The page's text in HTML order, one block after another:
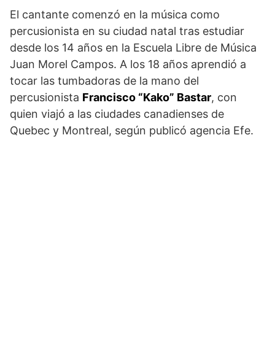
El cantante comenzó en la música como
percusionista en su ciudad natal tras estudiar
desde los 14 años en la Escuela Libre de Música
Juan Morel Campos. A los 18 años aprendió a
tocar las tumbadoras de la mano del
percusionista Francisco “Kako” Bastar, con
quien viajó a las ciudades canadienses de
Quebec y Montreal, según publicó agencia Efe.